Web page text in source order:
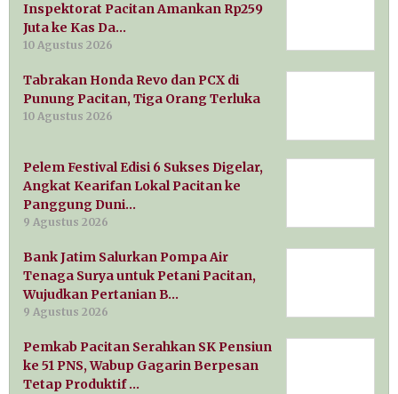
Inspektorat Pacitan Amankan Rp259
Juta ke Kas Da…
10 Agustus 2026
Tabrakan Honda Revo dan PCX di
Punung Pacitan, Tiga Orang Terluka
10 Agustus 2026
Pelem Festival Edisi 6 Sukses Digelar,
Angkat Kearifan Lokal Pacitan ke
Panggung Duni…
9 Agustus 2026
Bank Jatim Salurkan Pompa Air
Tenaga Surya untuk Petani Pacitan,
Wujudkan Pertanian B…
9 Agustus 2026
Pemkab Pacitan Serahkan SK Pensiun
ke 51 PNS, Wabup Gagarin Berpesan
Tetap Produktif …